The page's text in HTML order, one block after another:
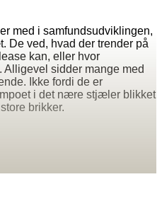
med i samfundsudviklingen,
De ved, hvad der trender på
kan, eller hvor
sidder mange med
Ikke fordi de er
i det nære stjæler blikket
brikker.